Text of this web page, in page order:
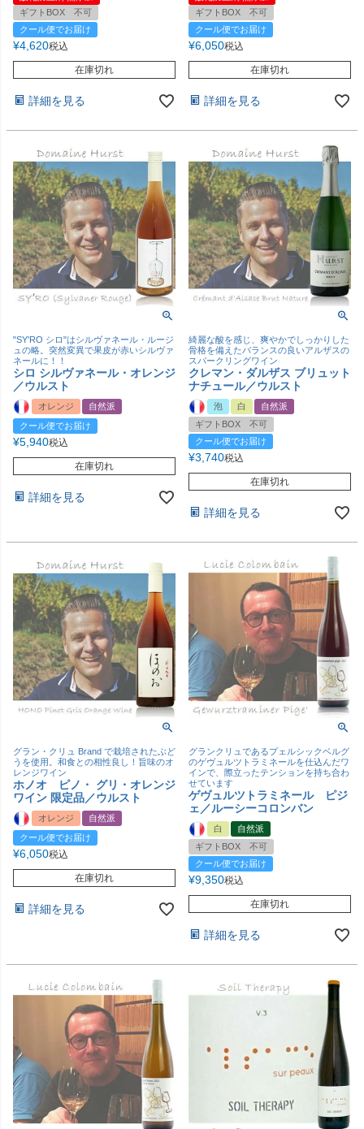
ギフトBOX 不可
クール便でお届け
¥4,620税込
在庫切れ
詳細を見る
ギフトBOX 不可
クール便でお届け
¥6,050税込
在庫切れ
詳細を見る
"SY'RO シロ"はシルヴァネール・ルージ
ュの略。突然変異で果皮が赤いシルヴァ
ネールに！！
シロ シルヴァネール・オレンジ
／ウルスト
オレンジ
自然派
クール便でお届け
¥5,940税込
在庫切れ
詳細を見る
綺麗な酸を感じ、爽やかでしっかりした
骨格を備えたバランスの良いアルザスの
スパークリングワイン
クレマン・ダルザス ブリュット
ナチュール／ウルスト
泡 白
自然派
ギフトBOX 不可
クール便でお届け
¥3,740税込
在庫切れ
詳細を見る
グラン・クリュ Brand で栽培されたぶど
うを使用。和食との相性良し！旨味のオ
レンジワイン
ホノオ ピノ・ グリ・オレンジ
ワイン 限定品／ウルスト
オレンジ
自然派
クール便でお届け
¥6,050税込
在庫切れ
詳細を見る
グランクリュであるプェルシックベルグ
のゲヴュルツトラミネールを仕込んだワ
インで、際立ったテンションを持ち合わ
せています
ゲヴュルツトラミネール ピジ
ェ／ルーシーコロンバン
白
自然派
ギフトBOX 不可
クール便でお届け
¥9,350税込
在庫切れ
詳細を見る